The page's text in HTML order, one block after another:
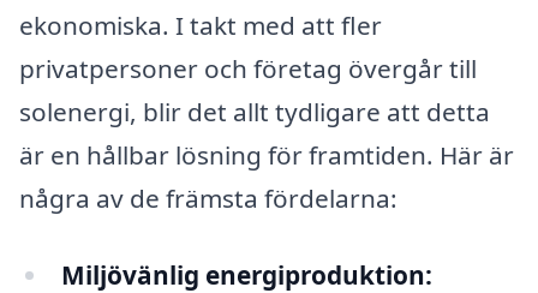
ekonomiska. I takt med att fler
privatpersoner och företag övergår till
solenergi, blir det allt tydligare att detta
är en hållbar lösning för framtiden. Här är
några av de främsta fördelarna:
Miljövänlig energiproduktion: